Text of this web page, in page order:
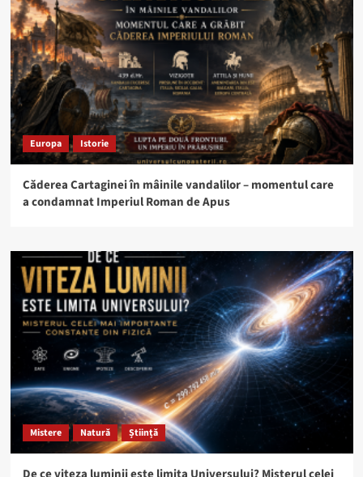
Europa Istorie
Căderea Cartaginei în mâinile vandalilor – momentul care
a condamnat Imperiul Roman de Apus
Mistere Natură Știință